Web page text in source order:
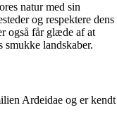
natur med sin
og respektere dens
også får glæde af at
landskaber.
Ardeidae og er kendt